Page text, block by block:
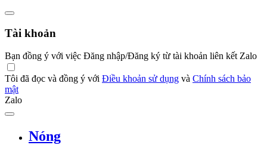
Tài khoản
Bạn đồng ý với việc Đăng nhập/Đăng ký từ tài khoản liên kết Zalo
Tôi đã đọc và đồng ý với Điều khoản sử dụng và Chính sách bảo
mật
Zalo
Nóng